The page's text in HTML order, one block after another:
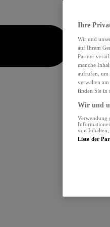
Ihre
Wir und
auf Ihrem
Partner
manche
aufrufen, um
verwalten
finden Sie in
Wir und
Verwendung
von Inhalten,
Liste der